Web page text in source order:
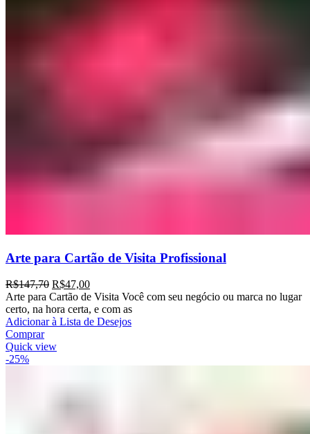
Arte para Cartão de Visita Profissional
R$147,70 R$47,00
Arte para Cartão de Visita Você com seu negócio ou marca no lugar
certo, na hora certa, e com as
Adicionar à Lista de Desejos
Comprar
Quick view
-25%